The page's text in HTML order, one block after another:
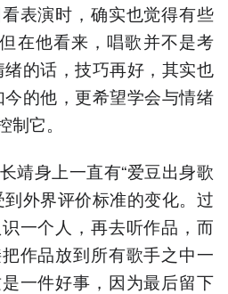
表演时，确实也觉得有些
在他看来，唱歌并不是考
的话，技巧再好，其实也
的他，更希望学会与情绪
它。
靖身上一直有“爱豆出身歌
外界评价标准的变化。过
一个人，再去听作品，而
作品放到所有歌手之中一
一件好事，因为最后留下